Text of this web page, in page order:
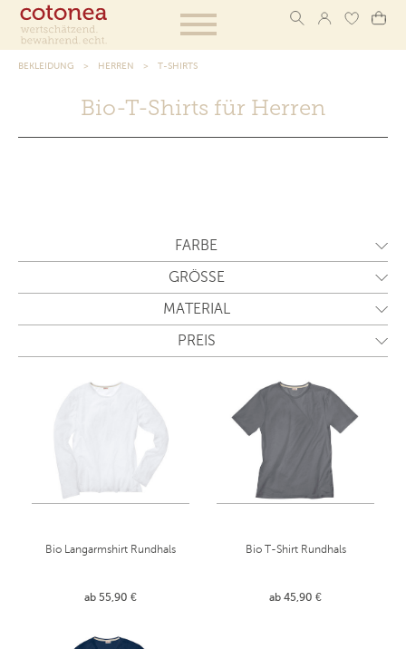
BEKLEIDUNG HERREN T-SHIRTS
Bio-T-Shirts für Herren
FARBE
GRÖSSE
MATERIAL
PREIS
Bio Langarmshirt Rundhals
ab 55,90 €
Bio T-Shirt Rundhals
ab 45,90 €